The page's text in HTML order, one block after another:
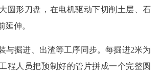
圆形刀盘，在电机驱动下切削土层、石
延伸。
与掘进、出渣等工序同步。每掘进2米为
程人员把预制好的管片拼成一个完整圆